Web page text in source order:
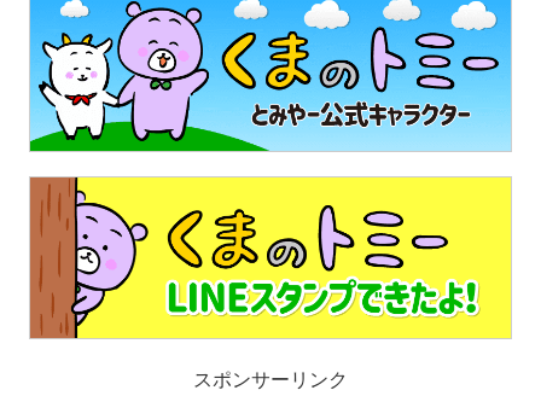
スポンサーリンク